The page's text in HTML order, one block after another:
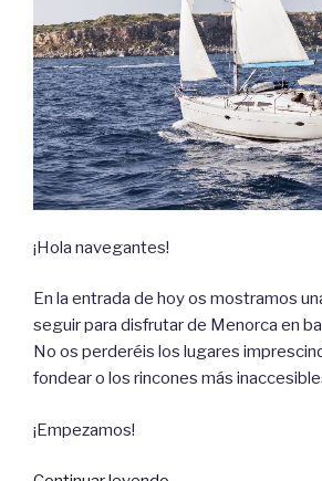
¡Hola navegantes!
En la entrada de hoy os mostramos
seguir para disfrutar de Menorca en
No os perderéis los lugares
fondear o los rincones más
¡Empezamos!